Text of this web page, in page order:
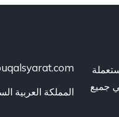
جميع
المملكة العربية